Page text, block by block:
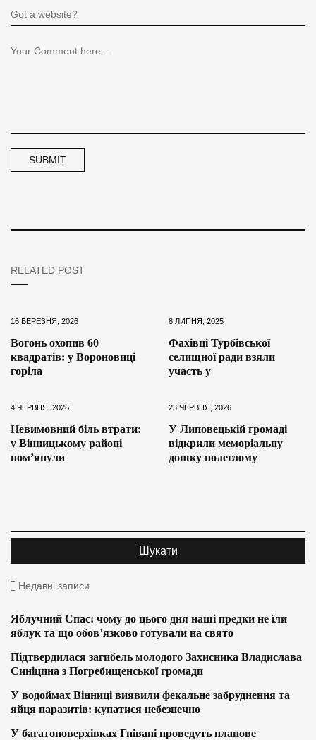
RELATED POST
16 БЕРЕЗНЯ, 2026
Вогонь охопив 60
квадратів: у Вороновиці
горіла
8 ЛИПНЯ, 2025
Фахівці Турбівської
селищної ради взяли
участь у
4 ЧЕРВНЯ, 2026
Невимовний біль втрати:
у Вінницькому районі
пом’янули
23 ЧЕРВНЯ, 2026
У Липовецькій громаді
відкрили меморіальну
дошку полеглому
Недавні записи
Яблучний Спас: чому до цього дня наші предки не їли
яблук та що обов’язково готували на свято
Підтвердилася загибель молодого Захисника Владислава
Синіцина з Погребищенської громади
У водоймах Вінниці виявили фекальне забруднення та
яйця паразитів: купатися небезпечно
У багатоповерхівках Гнівані проведуть планове